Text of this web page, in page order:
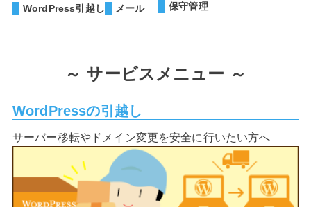
WordPress引越し
メール
保守管理
～ サービスメニュー ～
WordPressの引越し
サーバー移転やドメイン変更を安全に行いたい方へ